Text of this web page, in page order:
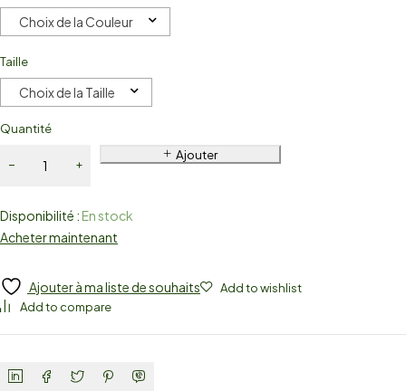
Choix de la Couleur
Taille
Choix de la Taille
Quantité
Ajouter
Disponibilité :En stock
Acheter maintenant
Ajouter à ma liste de souhaits
Add to wishlist
Add to compare